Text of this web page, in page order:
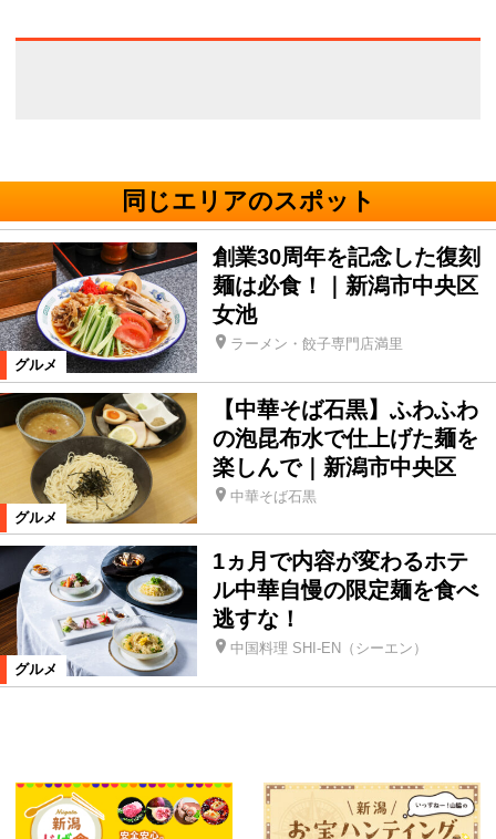
同じエリアのスポット
グルメ
創業30周年を記念した復刻
麺は必食！｜新潟市中央区
女池
ラーメン・餃子専門店満里
グルメ
【中華そば石黒】ふわふわ
の泡昆布水で仕上げた麺を
楽しんで｜新潟市中央区
中華そば石黒
グルメ
1ヵ月で内容が変わるホテ
ル中華自慢の限定麺を食べ
逃すな！
中国料理 SHI-EN（シーエン）